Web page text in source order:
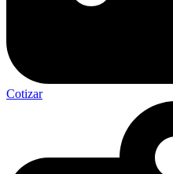
Cotizar